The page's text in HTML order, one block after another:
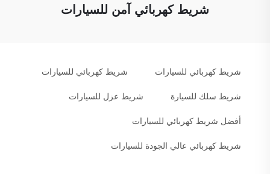
شريط كهربائي آمن للسيارات
شريط كهربائي للسيارات شريط كهربائي للسيارات
شريط سلك للسيارة شريط عزل للسيارات
أفضل شريط كهربائي للسيارات
شريط كهربائي عالي الجودة للسيارات